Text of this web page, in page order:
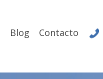
Blog Contacto